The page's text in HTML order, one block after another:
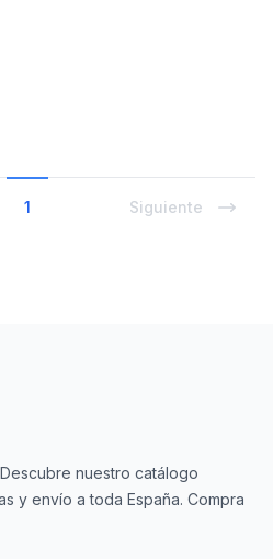
1 Siguiente
nuestro catálogo
y envío a toda España. Compra